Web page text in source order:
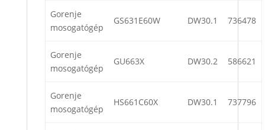
Gorenje
mosogatógép
GS631E60W DW30.1 736478
Gorenje
mosogatógép
GU663X DW30.2 586621
Gorenje
mosogatógép
HS661C60X DW30.1 737796